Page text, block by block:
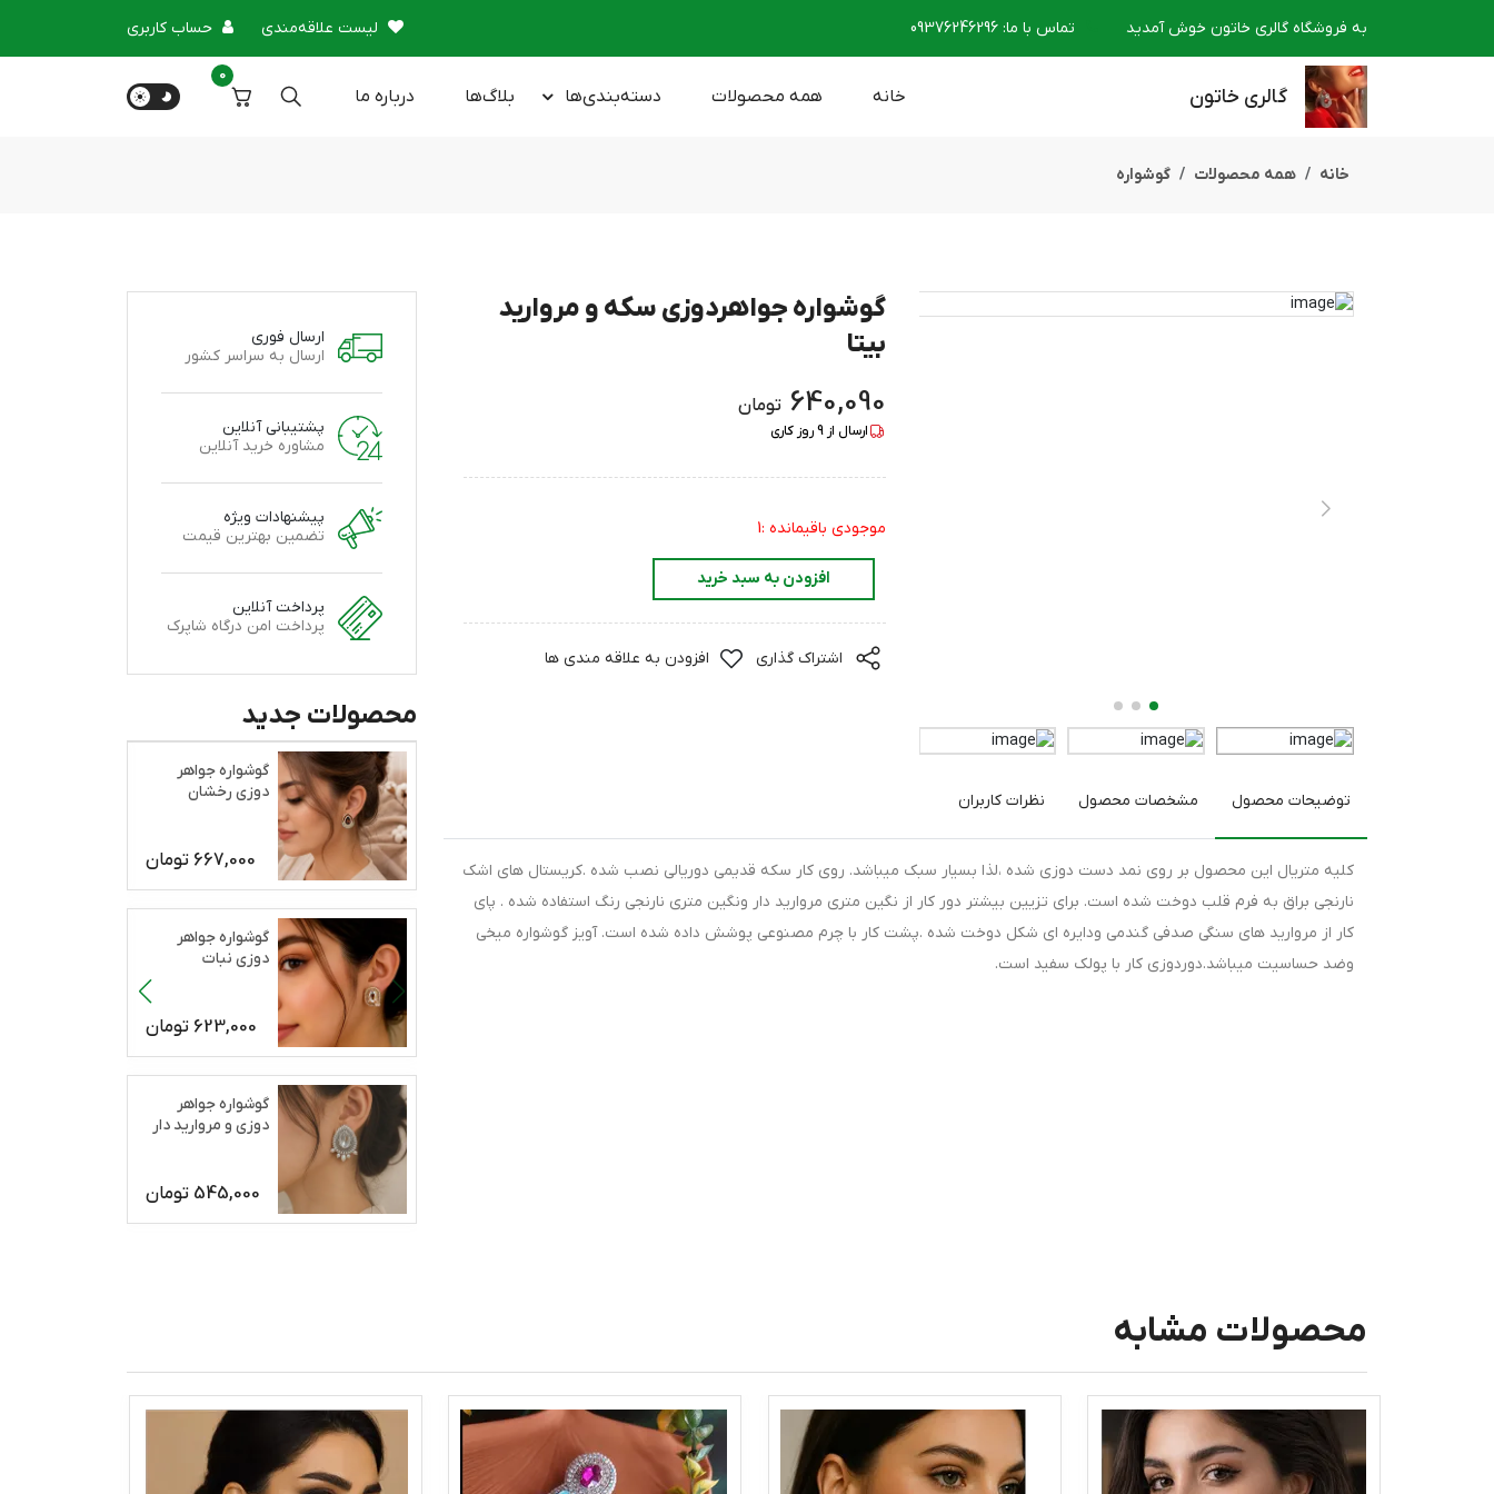
به فروشگاه گالری خاتون خوش آمدید تماس با ما:
09376246296 لیست علاقه‌مندی حساب کاربری
گالری خاتون خانه همه محصولات دسته‌بندی‌ها بلاگ‌ها درباره‌ ما
0
خانه همه محصولات گوشواره
گوشواره جواهردوزی سکه و مروارید
بیتا
640,090 تومان
ارسال از 9روز کاری
موجودی باقیمانده :1
افزودن به سبد خرید
اشتراک گذاری افزودن به علاقه مندی ها
توضیحات محصول مشخصات محصول نظرات کاربران
کلیه متریال این محصول بر روی نمد دست دوزی شده ،لذا بسیار سبک میباشد. روی کار سکه قدیمی دوریالی نصب شده .کریستال های اشک
نارنجی براق به فرم قلب دوخت شده است. برای تزیین بیشتر دور کار از نگین متری مروارید دار ونگین متری نارنجی رنگ استفاده شده . پای
کار از مروارید های سنگی صدفی گندمی ودایره ای شکل دوخت شده .پشت کار با چرم مصنوعی پوشش داده شده است. آویز گوشواره میخی
وضد حساسیت میباشد.دوردوزی کار با پولک سفید است.
ارسال فوری
ارسال به سراسر کشور
پشتیبانی آنلاین
مشاوره خرید آنلاین
پیشنهادات ویژه
تضمین بهترین قیمت
پرداخت آنلاین
پرداخت امن درگاه شاپرک
محصولات جدید
گوشواره جواهر
دوزی رخشان
667,000 تومان
گوشواره جواهر
دوزی نبات
623,000 تومان
گوشواره جواهر
دوزی و مروارید دار
545,000 تومان
محصولات مشابه